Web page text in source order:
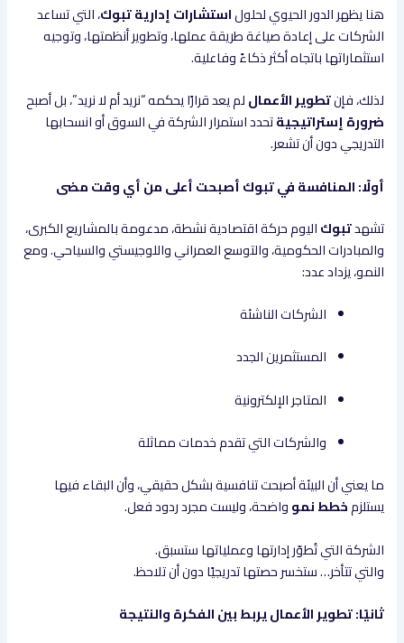
هنا يظهر الدور الحيوي لحلولاستشارات إدارية تبوك، التي تساعد
الشركات على إعادة صياغة طريقة عملها، وتطوير أنظمتها، وتوجيه
استثماراتها باتجاه أكثر ذكاءً وفاعلية.
لذلك، فإنتطوير الأعماللم يعد قرارًا يحكمه “نريد أم لا نريد”، بل أصبح
ضرورة إستراتيجيةتحدد استمرار الشركة في السوق أو انسحابها
التدريجي دون أن تشعر.
أولًا: المنافسة في تبوك أصبحت أعلى من أي وقت مضى
تشهدتبوكاليوم حركة اقتصادية نشطة، مدعومة بالمشاريع الكبرى،
والمبادرات الحكومية، والتوسع العمراني واللوجيستي والسياحي. ومع
النمو، يزداد عدد:
الشركات الناشئة
المستثمرين الجدد
المتاجر الإلكترونية
والشركات التي تقدم خدمات مماثلة
ما يعني أن البيئة أصبحت تنافسية بشكل حقيقي، وأن البقاء فيها
يستلزمخطط نموواضحة، وليست مجرد ردود فعل.
الشركة التي تُطوّر إدارتها وعملياتها ستسبق.
والتي تتأخر… ستخسر حصتها تدريجيًا دون أن تلاحظ.
ثانيًا: تطوير الأعمال يربط بين الفكرة والنتيجة